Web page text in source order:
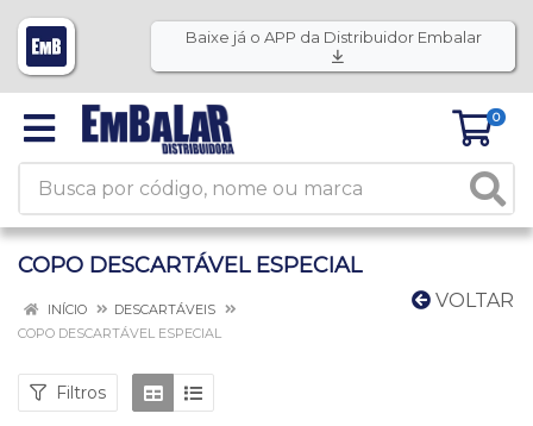
Baixe já o APP da Distribuidor Embalar
0
COPO DESCARTÁVEL ESPECIAL
VOLTAR
INÍCIO
DESCARTÁVEIS
COPO DESCARTÁVEL ESPECIAL
Filtros